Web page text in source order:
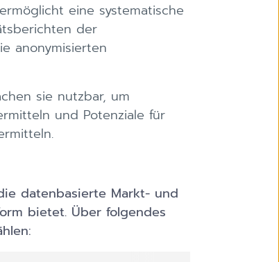
eine systematische
der
anonymisierten
sie nutzbar, um
und Potenziale für
datenbasierte Markt- und
bietet. Über folgendes